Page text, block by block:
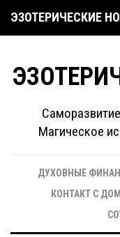
ЭЗОТЕРИЧЕСКИЕ
Магическое
ДУХОВНЫЕ
КОНТАКТ С